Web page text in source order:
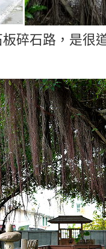
碎石路，是很